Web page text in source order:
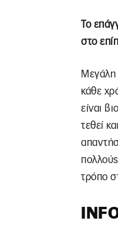
Το
στο
Μεγάλη
κάθε
είναι
τεθεί
τρόπο